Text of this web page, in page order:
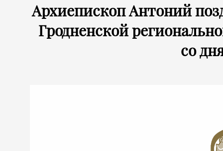
Архиепископ Антоний
Гродненской
со